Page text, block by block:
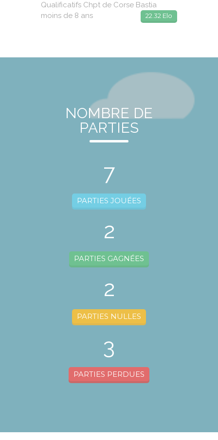
Qualificatifs Chpt de Corse Bastia
moins de 8 ans
22.32 Elo
NOMBRE DE
PARTIES
7
PARTIES JOUÉES
2
PARTIES GAGNÉES
2
PARTIES NULLES
3
PARTIES PERDUES